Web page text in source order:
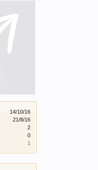
14/10/16
21/8/16
2
0
1